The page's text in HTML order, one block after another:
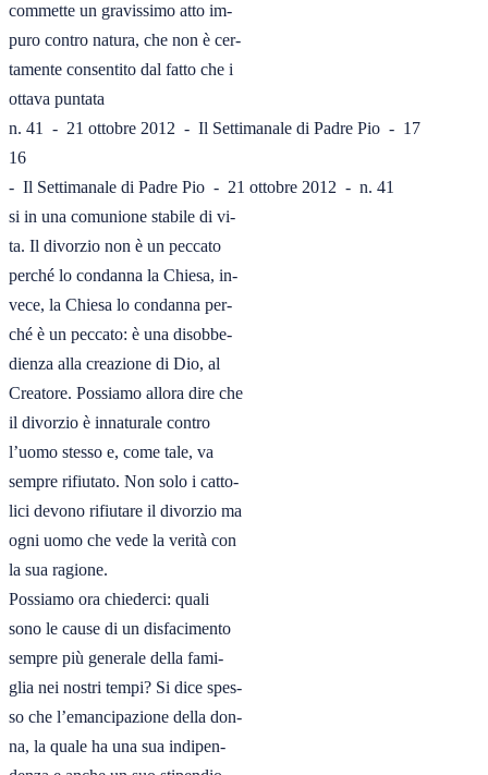
commette un gravissimo atto im-
puro contro natura, che non è cer-
tamente consentito dal fatto che i
ottava puntata
n. 41  -  21 ottobre 2012  -  Il Settimanale di Padre Pio  -  17
16
-  Il Settimanale di Padre Pio  -  21 ottobre 2012  -  n. 41
si in una comunione stabile di vi-
ta. Il divorzio non è un peccato
perché lo condanna la Chiesa, in-
vece, la Chiesa lo condanna per-
ché è un peccato: è una disobbe-
dienza alla creazione di Dio, al
Creatore. Possiamo allora dire che
il divorzio è innaturale contro
l’uomo stesso e, come tale, va
sempre rifiutato. Non solo i catto-
lici devono rifiutare il divorzio ma
ogni uomo che vede la verità con
la sua ragione.
Possiamo ora chiederci: quali
sono le cause di un disfacimento
sempre più generale della fami-
glia nei nostri tempi? Si dice spes-
so che l’emancipazione della don-
na, la quale ha una sua indipen-